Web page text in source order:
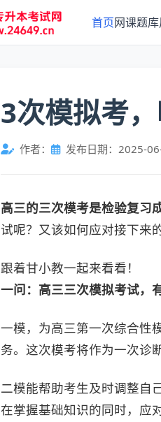
首页网课题库
3次模拟考
作者： 发布日期：2025-
高三的三次模考是检验复习
试呢？又该如何应对接下来
跟着甘小教一起来看看！
一问： 高三三次模拟考试，
一模，为高三第一次综合性
务。这次模考将作为一次诊
二模能帮助考生及时调整自
在掌握基础知识的同时，应